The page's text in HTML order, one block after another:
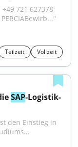
+49 721 627378
Teilzeit Vollzeit
SAP-Logistik-
den Einstieg in